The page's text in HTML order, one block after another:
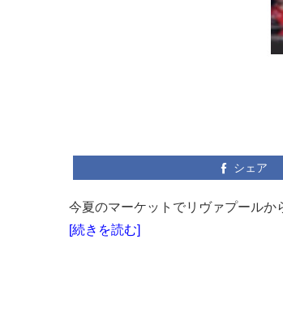
シェア
今夏のマーケットでリヴァプール
[続きを読む]